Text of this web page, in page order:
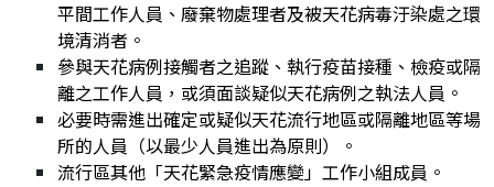
平間工作人員、廢棄物處理者及被天花病毒汙染處之環
境清消者。
參與天花病例接觸者之追蹤、執行疫苗接種、檢疫或隔
離之工作人員，或須面談疑似天花病例之執法人員。
必要時需進出確定或疑似天花流行地區或隔離地區等場
所的人員（以最少人員進出為原則）。
流行區其他「天花緊急疫情應變」工作小組成員。